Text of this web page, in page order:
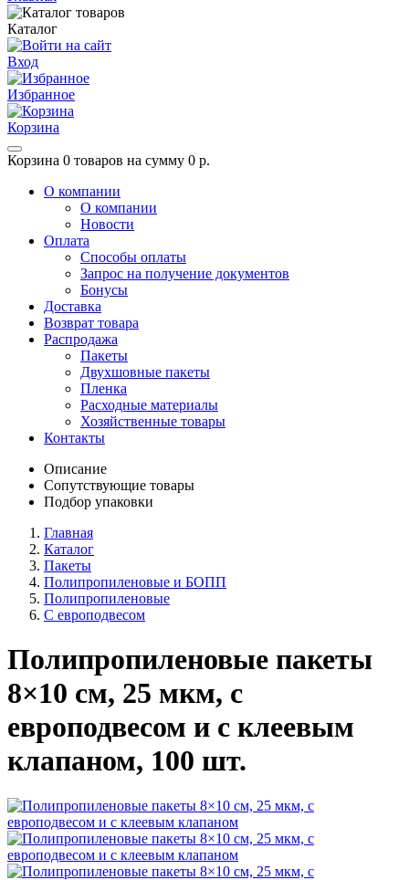
Каталог
Вход
Избранное
Корзина
Корзина 0 товаров на сумму 0 р.
О компании
О компании
Новости
Оплата
Способы оплаты
Запрос на получение документов
Бонусы
Доставка
Возврат товара
Распродажа
Пакеты
Двухшовные пакеты
Пленка
Расходные материалы
Хозяйственные товары
Контакты
Описание
Сопутствующие товары
Подбор упаковки
Главная
Каталог
Пакеты
Полипропиленовые и БОПП
Полипропиленовые
С европодвесом
Полипропиленовые пакеты
8×10 см, 25 мкм, с
европодвесом и с клеевым
клапаном, 100 шт.